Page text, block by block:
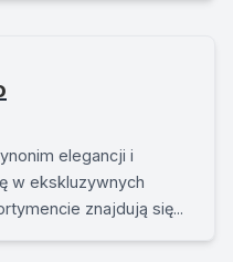
elegancji i
w ekskluzywnych
znajdują się...